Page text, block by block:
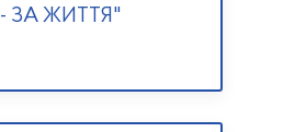
- ЗА ЖИТТЯ"